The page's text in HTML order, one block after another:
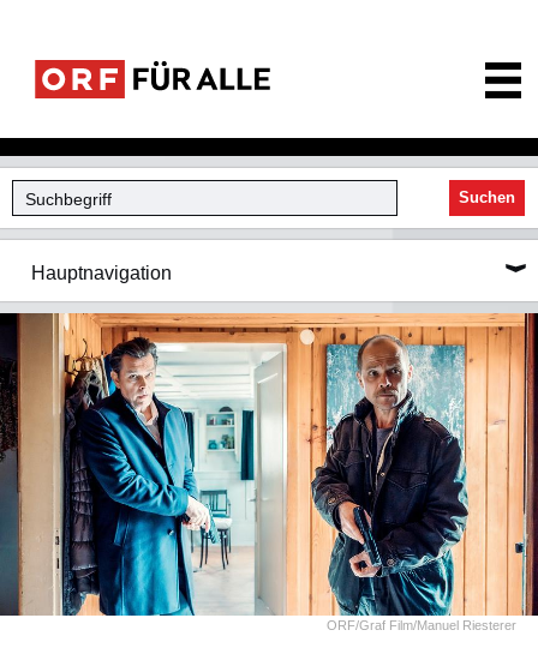
Suchen
Hauptnavigation
ORF/Graf Film/Manuel Riesterer